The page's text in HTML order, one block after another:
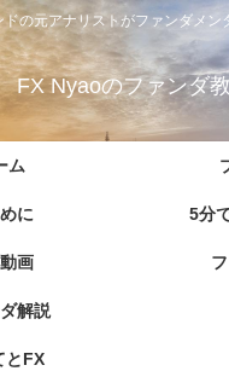
ドの元アナリストがファンダメン
FX Nyaoのファンダ
ム
に 5分
画
解説
とFX